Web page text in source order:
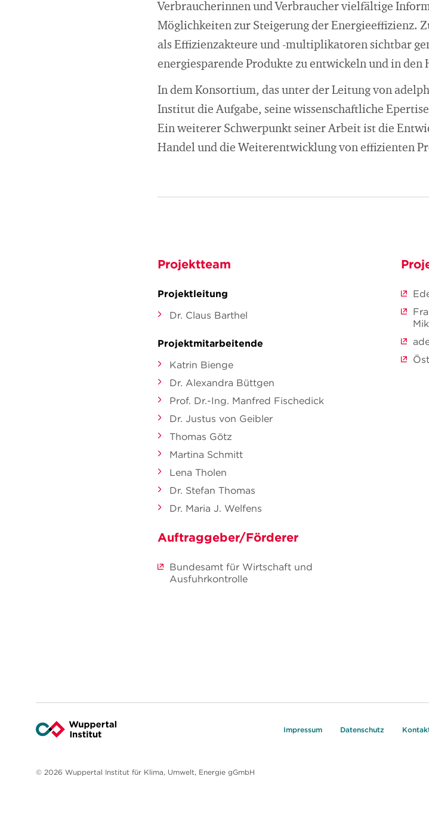
Verbraucherinnen und Verbraucher vielfältige
Möglichkeiten zur Steigerung der Energieeffizienz.
als Effizienzakteure und -multiplikatoren sichtbar
energiesparende Produkte zu entwickeln und in den
In dem Konsortium, das unter der Leitung von
Institut die Aufgabe, seine wissenschaftliche
Ein weiterer Schwerpunkt seiner Arbeit ist die
Handel und die Weiterentwicklung von effizienten
Projektteam
Projektleitung
Dr. Claus Barthel
Projektmitarbeitende
Katrin Bienge
Dr. Alexandra Büttgen
Prof. Dr.-Ing. Manfred Fischedick
Dr. Justus von Geibler
Thomas Götz
Martina Schmitt
Lena Tholen
Dr. Stefan Thomas
Dr. Maria J. Welfens
Auftraggeber/Förderer
Bundesamt für Wirtschaft und
Ausfuhrkontrolle
Impressum Datenschutz
© 2026 Wuppertal Institut für Klima, Umwelt, Energie gGmbH